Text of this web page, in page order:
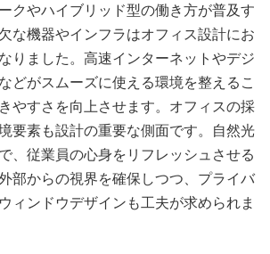
クやハイブリッド型の働き方が普及す
な機器やインフラはオフィス設計にお
りました。高速インターネットやデジ
どがスムーズに使える環境を整えるこ
やすさを向上させます。オフィスの採
要素も設計の重要な側面です。自然光
、従業員の心身をリフレッシュさせる
部からの視界を確保しつつ、プライバ
ィンドウデザインも工夫が求められま